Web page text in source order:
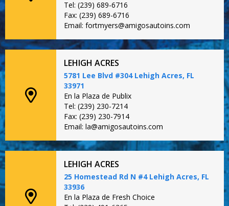
Tel: (239) 689-6716
Fax: (239) 689-6716
Email: fortmyers@amigosautoins.com
LEHIGH ACRES
5781 Lee Blvd #304 Lehigh Acres, FL
33971
En la Plaza de Publix
Tel: (239) 230-7214
Fax: (239) 230-7914
Email: la@amigosautoins.com
LEHIGH ACRES
25 Homestead Rd N #4 Lehigh Acres, FL
33936
En la Plaza de Fresh Choice